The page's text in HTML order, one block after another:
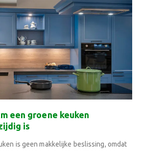
een groene keuken
is
is geen makkelijke beslissing, omdat